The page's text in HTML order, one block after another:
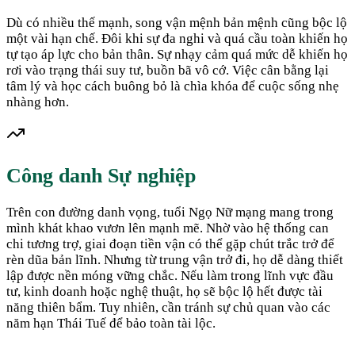
Dù có nhiều thế mạnh, song vận mệnh bản mệnh cũng bộc lộ
một vài hạn chế. Đôi khi sự đa nghi và quá cầu toàn khiến họ
tự tạo áp lực cho bản thân. Sự nhạy cảm quá mức dễ khiến họ
rơi vào trạng thái suy tư, buồn bã vô cớ. Việc cân bằng lại
tâm lý và học cách buông bỏ là chìa khóa để cuộc sống nhẹ
nhàng hơn.
Công danh Sự nghiệp
Trên con đường danh vọng, tuổi Ngọ Nữ mạng mang trong
mình khát khao vươn lên mạnh mẽ. Nhờ vào hệ thống can
chi tương trợ, giai đoạn tiền vận có thể gặp chút trắc trở để
rèn dũa bản lĩnh. Nhưng từ trung vận trở đi, họ dễ dàng thiết
lập được nền móng vững chắc. Nếu làm trong lĩnh vực đầu
tư, kinh doanh hoặc nghệ thuật, họ sẽ bộc lộ hết được tài
năng thiên bẩm. Tuy nhiên, cần tránh sự chủ quan vào các
năm hạn Thái Tuế để bảo toàn tài lộc.